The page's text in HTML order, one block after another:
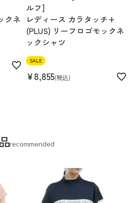
クネ
ルフ]
レディース カラタッチ+
(PLUS) リーフロゴモックネ
ックシャツ
SALE
¥8,855 税込
recommended